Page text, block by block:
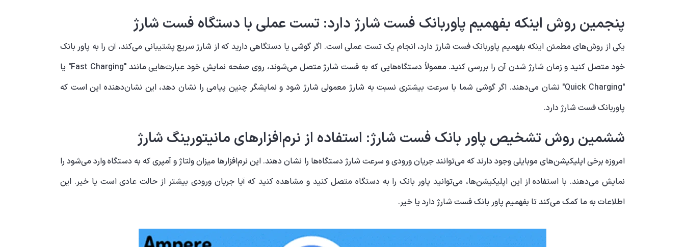
پنجمین روش اینکه بفهمیم پاوربانک فست شارژ دارد: تست عملی با دستگاه فست شارژ
یکی از روش‌های مطمئن اینکه بفهمیم پاوربانک فست شارژ دارد، انجام یک تست عملی است. اگر گوشی یا دستگاهی دارید که از شارژ سریع پشتیبانی می‌کند، آن را به پاور بانک
خود متصل کنید و زمان شارژ شدن آن را بررسی کنید. معمولاً دستگاه‌هایی که به فست شارژ متصل می‌شوند، روی صفحه نمایش خود عبارت‌هایی مانند "Fast Charging" یا
"Quick Charging" نشان می‌دهند. اگر گوشی شما با ‌سرعت بیشتری نسبت به شارژ معمولی شارژ شود و نمایشگر چنین پیامی را نشان دهد، این نشان‌دهنده این است که
پاوربانک فست شارژ دارد.
ششمین روش تشخیص پاور بانک فست شارژ: استفاده از نرم‌افزارهای مانیتورینگ شارژ
امروزه برخی اپلیکیشن‌های موبایلی وجود دارند که می‌توانند جریان ورودی و سرعت شارژ دستگاه‌ها را نشان دهند. این نرم‌افزارها میزان ولتاژ و آمپری که به دستگاه وارد می‌شود را
نمایش می‌دهند. با استفاده از این اپلیکیشن‌ها، می‌توانید پاور بانک را به دستگاه متصل کنید و مشاهده کنید که آیا جریان ورودی بیشتر از حالت عادی است یا خیر. این
اطلاعات به ما کمک می‌کند تا بفهمیم پاور بانک فست شارژ دارد یا خیر.